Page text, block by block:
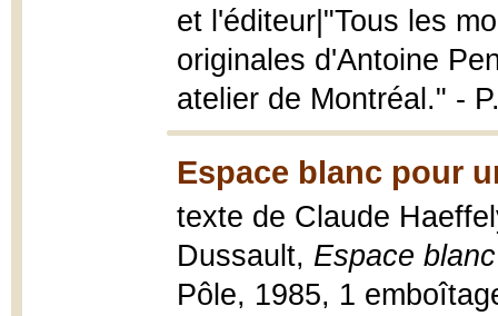
et l'éditeur|"Tous les
originales d'Antoine
atelier de Montréal." -
Espace blanc pour
texte de Claude
Dussault, Espace
Pôle, 1985, 1